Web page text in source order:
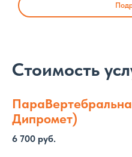
Стоимость
Дипромет)
6 700 руб.